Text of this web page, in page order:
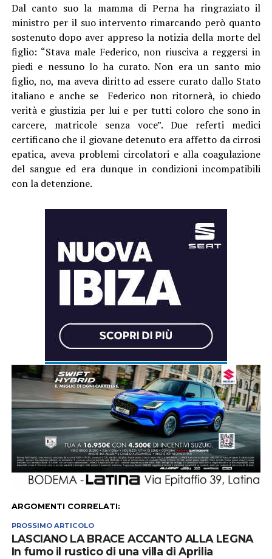
Dal canto suo la mamma di Perna ha ringraziato il
ministro per il suo intervento rimarcando però quanto
sostenuto dopo aver appreso la notizia della morte del
figlio: “Stava male Federico, non riusciva a reggersi in
piedi e nessuno lo ha curato. Non era un santo mio
figlio, no, ma aveva diritto ad essere curato dallo Stato
italiano e anche se Federico non ritornerà, io chiedo
verità e giustizia per lui e per tutti coloro che sono in
carcere, matricole senza voce”. Due referti medici
certificano che il giovane detenuto era affetto da cirrosi
epatica, aveva problemi circolatori e alla coagulazione
del sangue ed era dunque in condizioni incompatibili
con la detenzione.
ARGOMENTI CORRELATI:
PROSSIMO ARTICOLO
LASCIANO LA BRACE ACCANTO ALLA LEGNA
In fumo il rustico di una villa di Aprilia